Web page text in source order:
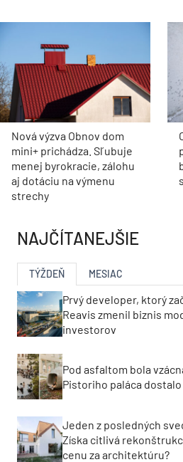
Nová výzva Obnov dom
mini+ prichádza. Sľubuje
menej byrokracie, zálohu
aj dotáciu na výmenu
strechy
NAJČÍTANEJŠIE
TÝŽDEŇ MESIAC
Prvý developer, ktorý
Reavis zmenil biznis
investorov
Pod asfaltom bola
Pistoriho paláca
Jeden z posledných
Získa citlivá
cenu za architektúru?